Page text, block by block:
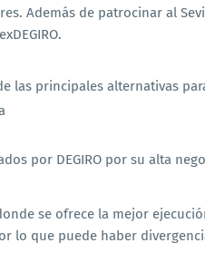
Además de patrocinar al
las principales alternativas
por DEGIRO por su alta
se ofrece la mejor
lo que puede haber